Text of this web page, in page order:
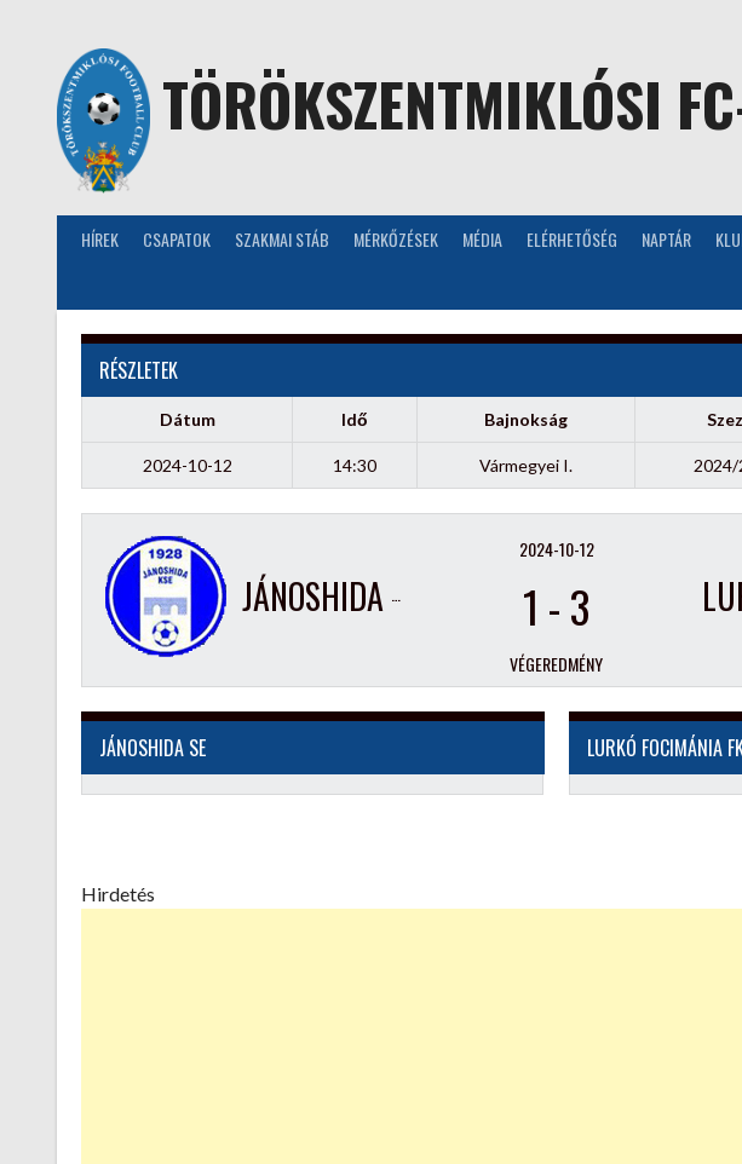
TÖRÖKSZENTMIKLÓSI
HÍREK CSAPATOK SZAKMAI STÁB MÉRKŐZÉSEK MÉDIA ELÉRHETŐSÉG NAPTÁR
RÉSZLETEK
Dátum Idő Bajnokság
2024-10-12 14:30 Vármegyei I. 2024/
JÁNOSHIDA SE
2024-10-12
1 -3
VÉGEREDMÉNY
JÁNOSHIDA SE LURKÓ FOCIMÁNIA
Hirdetés